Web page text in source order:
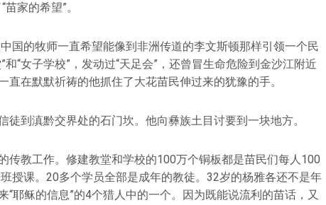
家的希望”。
国的牧师一直希望能像到非洲传道的李文斯顿那样引领一个民
“女子学校”，发动过“天足会”，还曾冒生命危险到金沙江附近
直在默默祈祷的他抓住了大花苗民伸过来的犹豫的手。
到滇黔交界处的石门坎。他向彝族土目讨要到一块地方。
传教工作。修建教堂和学校的100万个铜板都是苗民们每人100
授课。20多个学员全部是成年的教徒。32岁的杨雅各还不是年
耶稣的信息”的4个猎人中的一个。因为既能说流利的苗话，又